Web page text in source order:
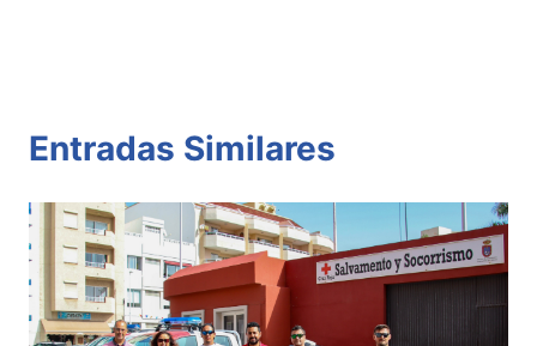
Entradas Similares